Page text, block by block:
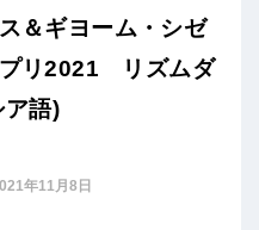
＆ギヨーム・シゼ
リ2021 リズムダ
語)
年11月8日